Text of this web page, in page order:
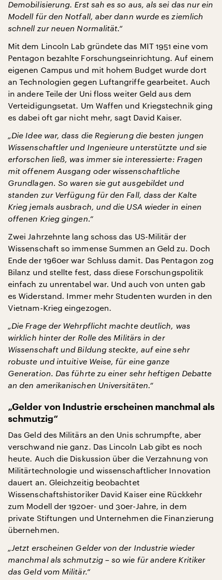
Demobilisierung. Erst sah es so aus, als sei das nur ein
Modell für den Notfall, aber dann wurde es ziemlich
schnell zur neuen Normalität.“
Mit dem Lincoln Lab gründete das MIT 1951 eine vom
Pentagon bezahlte Forschungseinrichtung. Auf einem
eigenen Campus und mit hohem Budget wurde dort
an Technologien gegen Luftangriffe gearbeitet. Auch
in andere Teile der Uni floss weiter Geld aus dem
Verteidigungsetat. Um Waffen und Kriegstechnik ging
es dabei oft gar nicht mehr, sagt David Kaiser.
„Die Idee war, dass die Regierung die besten jungen
Wissenschaftler und Ingenieure unterstützte und sie
erforschen ließ, was immer sie interessierte: Fragen
mit offenem Ausgang oder wissenschaftliche
Grundlagen. So waren sie gut ausgebildet und
standen zur Verfügung für den Fall, dass der Kalte
Krieg jemals ausbrach, und die USA wieder in einen
offenen Krieg gingen.“
Zwei Jahrzehnte lang schoss das US-Militär der
Wissenschaft so immense Summen an Geld zu. Doch
Ende der 1960er war Schluss damit. Das Pentagon zog
Bilanz und stellte fest, dass diese Forschungspolitik
einfach zu unrentabel war. Und auch von unten gab
es Widerstand. Immer mehr Studenten wurden in den
Vietnam-Krieg eingezogen.
„Die Frage der Wehrpflicht machte deutlich, was
wirklich hinter der Rolle des Militärs in der
Wissenschaft und Bildung steckte, auf eine sehr
robuste und intuitive Weise, für eine ganze
Generation. Das führte zu einer sehr heftigen Debatte
an den amerikanischen Universitäten.“
„Gelder von Industrie erscheinen manchmal als
schmutzig“
Das Geld des Militärs an den Unis schrumpfte, aber
verschwand nie ganz. Das Lincoln Lab gibt es noch
heute. Auch die Diskussion über die Verzahnung von
Militärtechnologie und wissenschaftlicher Innovation
dauert an. Gleichzeitig beobachtet
Wissenschaftshistoriker David Kaiser eine Rückkehr
zum Modell der 1920er- und 30er-Jahre, in dem
private Stiftungen und Unternehmen die Finanzierung
übernehmen.
„Jetzt erscheinen Gelder von der Industrie wieder
manchmal als schmutzig – so wie für andere Kritiker
das Geld vom Militär.“